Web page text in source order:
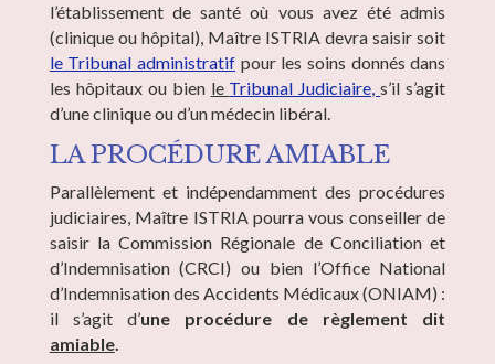
l’établissement de santé où vous avez été admis
(clinique ou hôpital), Maître ISTRIA devra saisir soit
le Tribunal administratif pour les soins donnés dans
les hôpitaux ou bien le Tribunal Judiciaire,s’il s’agit
d’une clinique ou d’un médecin libéral.
LA PROCÉDURE AMIABLE
Parallèlement et indépendamment des procédures
judiciaires, Maître ISTRIA pourra vous conseiller de
saisir la Commission Régionale de Conciliation et
d’Indemnisation (CRCI) ou bien l’Office National
d’Indemnisation des Accidents Médicaux (ONIAM) :
il s’agit d’une procédure de règlement dit
amiable.